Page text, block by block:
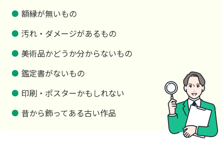
額縁が無いもの
汚れ・ダメージがあるもの
美術品かどうか分からないもの
鑑定書がないもの
印刷・ポスターかもしれない
昔から飾ってある古い作品